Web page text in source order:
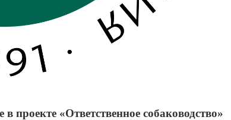
проекте «Ответственное собаководство»